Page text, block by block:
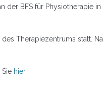
der BFS für Physiotherapie
Therapiezentrums statt.
hier